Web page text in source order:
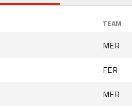
TEAM
MER
FER
MER